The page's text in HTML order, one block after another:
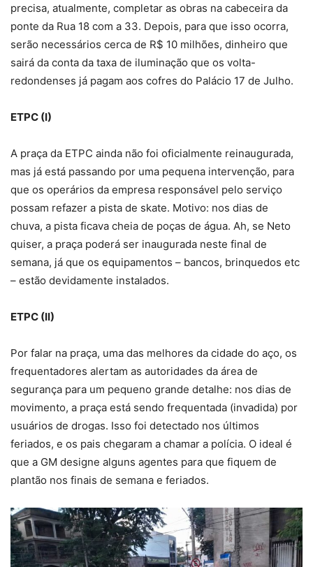
precisa, atualmente, completar as obras na cabeceira da
ponte da Rua 18 com a 33. Depois, para que isso ocorra,
serão necessários cerca de R$ 10 milhões, dinheiro que
sairá da conta da taxa de iluminação que os volta-
redondenses já pagam aos cofres do Palácio 17 de Julho.
ETPC (I)
A praça da ETPC ainda não foi oficialmente reinaugurada,
mas já está passando por uma pequena intervenção, para
que os operários da empresa responsável pelo serviço
possam refazer a pista de skate. Motivo: nos dias de
chuva, a pista ficava cheia de poças de água. Ah, se Neto
quiser, a praça poderá ser inaugurada neste final de
semana, já que os equipamentos – bancos, brinquedos etc
– estão devidamente instalados.
ETPC (II)
Por falar na praça, uma das melhores da cidade do aço, os
frequentadores alertam as autoridades da área de
segurança para um pequeno grande detalhe: nos dias de
movimento, a praça está sendo frequentada (invadida) por
usuários de drogas. Isso foi detectado nos últimos
feriados, e os pais chegaram a chamar a polícia. O ideal é
que a GM designe alguns agentes para que fiquem de
plantão nos finais de semana e feriados.